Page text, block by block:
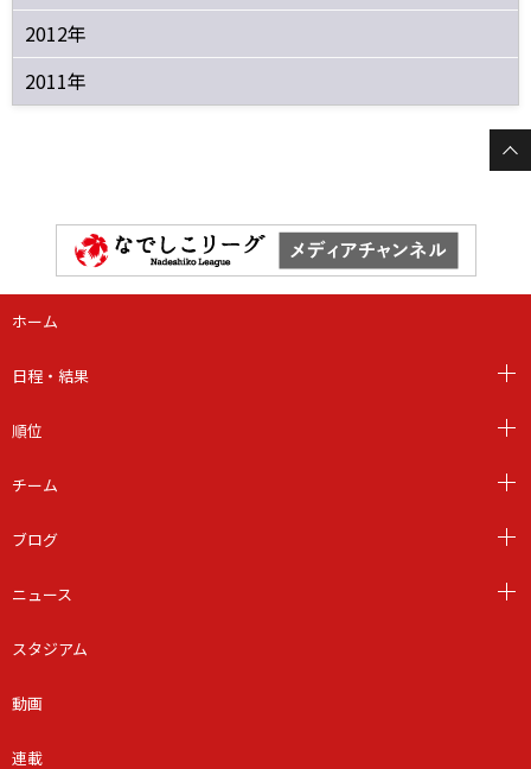
2012年
2011年
ホーム
日程・結果
順位
チーム
ブログ
ニュース
スタジアム
動画
連載